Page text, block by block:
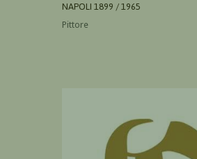
NAPOLI 1899 / 1965
Pittore